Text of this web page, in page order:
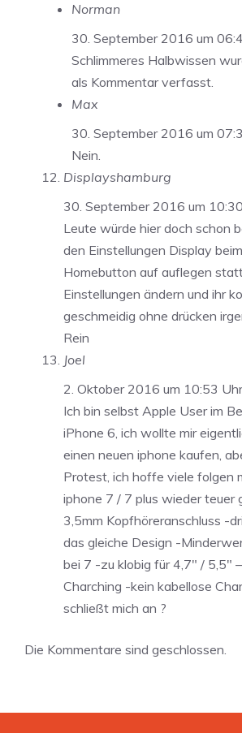
Norman
30. September 2016 um
Schlimmeres Halbwissen
als Kommentar verfasst.
Max
30. September 2016 um
Nein.
Displayshamburg
30. September 2016 um
Leute würde hier doch schon
den Einstellungen Display
Homebutton auf auflegen
Einstellungen ändern und ihr
geschmeidig ohne drücken
Rein
Joel
2. Oktober 2016 um 10:53 Uhr
Ich bin selbst Apple User im
iPhone 6, ich wollte mir
einen neuen iphone kaufen,
Protest, ich hoffe viele folgen
iphone 7 / 7 plus wieder teuer
3,5mm Kopfhöreranschluss -
das gleiche Design -
bei 7 -zu klobig für 4,7″ / 5,5″
Charching -kein kabellose
schließt mich an ?
Die Kommentare sind geschlossen.